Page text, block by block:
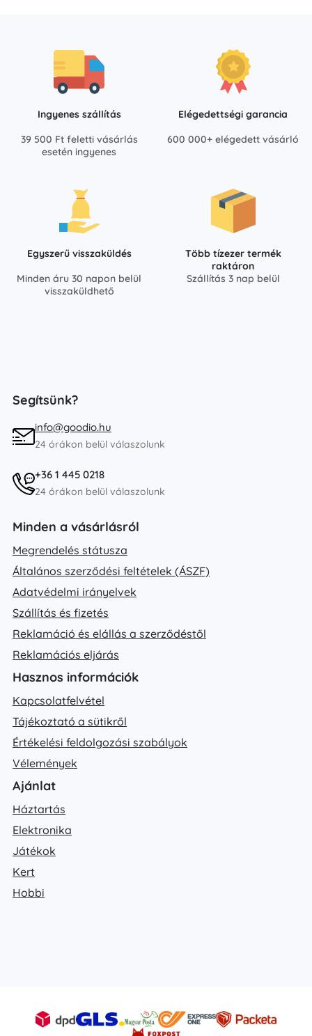
Ingyenes szállítás
39 500 Ft feletti vásárlás
esetén ingyenes
Elégedettségi garancia
600 000+ elégedett vásárló
Egyszerű visszaküldés
Minden áru 30 napon belül
visszaküldhető
Több tízezer termék
raktáron
Szállítás 3 nap belül
Segítsünk?
info@goodio.hu
24 órákon belül válaszolunk
+36 1 445 0218
24 órákon belül válaszolunk
Minden a vásárlásról
Megrendelés státusza
Általános szerződési feltételek (ÁSZF)
Adatvédelmi irányelvek
Szállítás és fizetés
Reklamáció és elállás a szerződéstől
Reklamációs eljárás
Hasznos információk
Kapcsolatfelvétel
Tájékoztató a sütikről
Értékelési feldolgozási szabályok
Vélemények
Ajánlat
Háztartás
Elektronika
Játékok
Kert
Hobbi